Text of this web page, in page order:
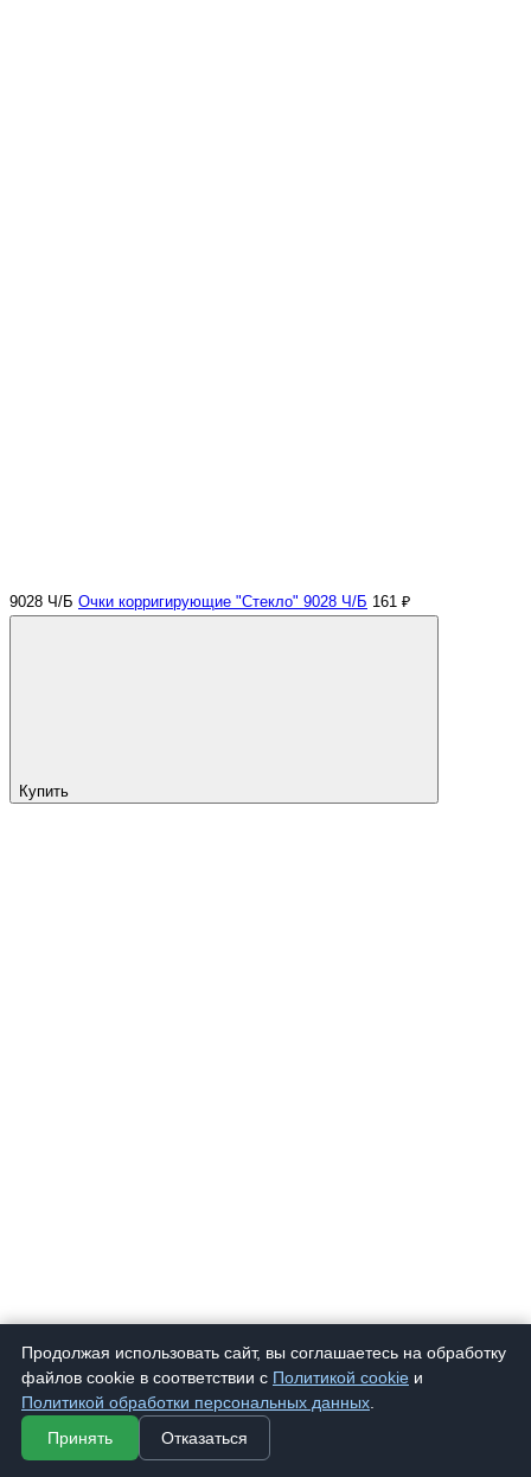
9028 Ч/Б Очки корригирующие "Стекло" 9028 Ч/Б 161 ₽
Купить
Продолжая использовать сайт, вы соглашаетесь на обработку
файлов cookie в соответствии с Политикой cookie и
Политикой обработки персональных данных
Принять
Отказаться